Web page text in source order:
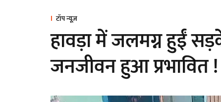
टॉप न्यूज़
हावड़ा में जलमग्न हुईं
जनजीवन हुआ प्रभावित !